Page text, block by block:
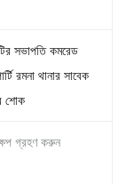
সভাপতি কমরেড
রমনা থানার সাবেক
শোক
গ্রহণ করুন